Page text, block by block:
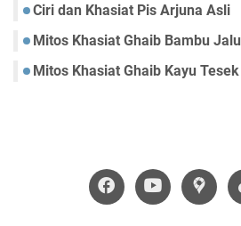
Ciri dan Khasiat Pis Arjuna Asli
Mitos Khasiat Ghaib Bambu Jalu
Mitos Khasiat Ghaib Kayu Tesek